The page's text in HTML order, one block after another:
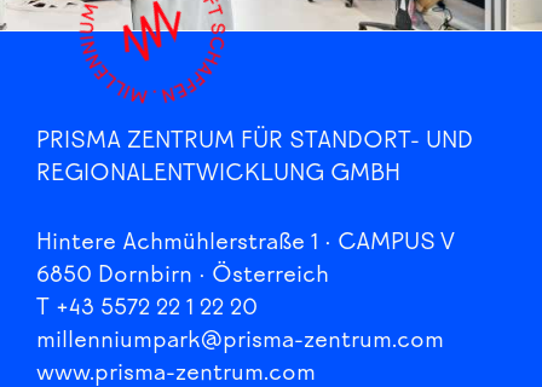
PRISMA ZENTRUM FÜR STANDORT- UND
REGIONALENTWICKLUNG GMBH
Hintere Achmühlerstraße 1 · CAMPUS V
6850 Dornbirn · Österreich
T +43 5572 22 1 22 20
millenniumpark@prisma-zentrum.com
www.prisma-zentrum.com